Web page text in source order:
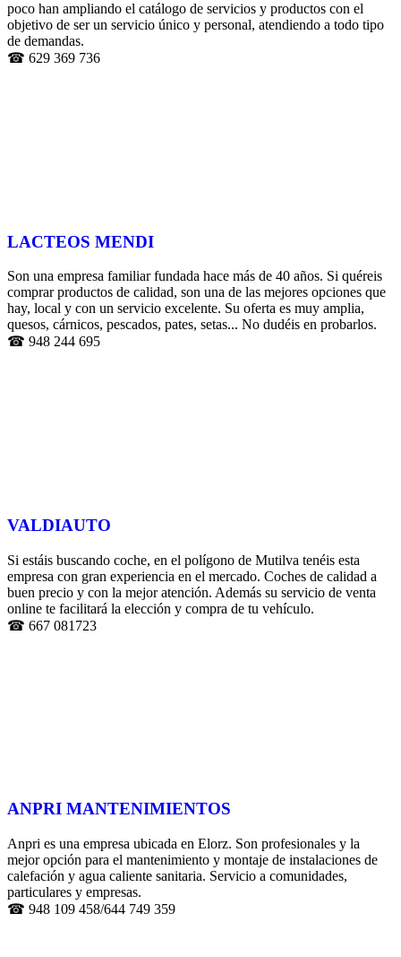
poco han ampliando el catálogo de servicios y productos con el
objetivo de ser un servicio único y personal, atendiendo a todo tipo
de demandas.
☎ 629 369 736
LACTEOS MENDI
Son una empresa familiar fundada hace más de 40 años. Si quéreis
comprar productos de calidad, son una de las mejores opciones que
hay, local y con un servicio excelente. Su oferta es muy amplia,
quesos, cárnicos, pescados, pates, setas... No dudéis en probarlos.
☎ 948 244 695
VALDIAUTO
Si estáis buscando coche, en el polígono de Mutilva tenéis esta
empresa con gran experiencia en el mercado. Coches de calidad a
buen precio y con la mejor atención. Además su servicio de venta
online te facilitará la elección y compra de tu vehículo.
☎ 667 081723
ANPRI MANTENIMIENTOS
Anpri es una empresa ubicada en Elorz. Son profesionales y la
mejor opción para el mantenimiento y montaje de instalaciones de
calefación y agua caliente sanitaria. Servicio a comunidades,
particulares y empresas.
☎ 948 109 458/644 749 359